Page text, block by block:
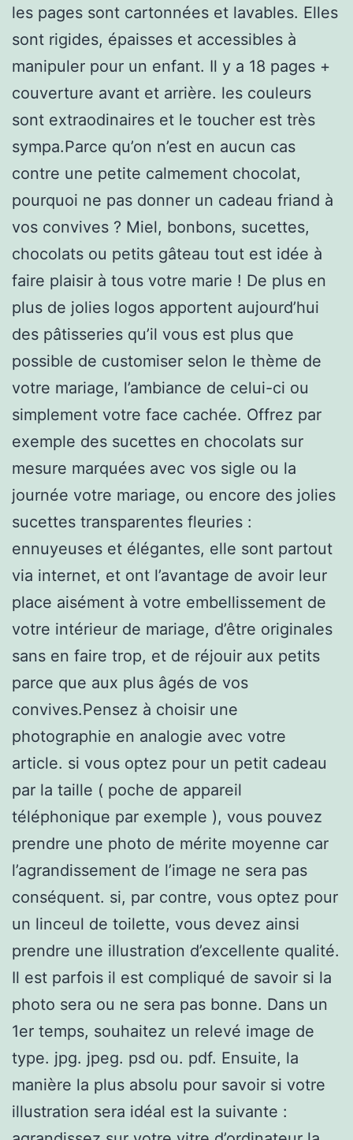
les pages sont cartonnées et lavables. Elles
sont rigides, épaisses et accessibles à
manipuler pour un enfant. Il y a 18 pages +
couverture avant et arrière. les couleurs
sont extraodinaires et le toucher est très
sympa.Parce qu’on n’est en aucun cas
contre une petite calmement chocolat,
pourquoi ne pas donner un cadeau friand à
vos convives ? Miel, bonbons, sucettes,
chocolats ou petits gâteau tout est idée à
faire plaisir à tous votre marie ! De plus en
plus de jolies logos apportent aujourd’hui
des pâtisseries qu’il vous est plus que
possible de customiser selon le thème de
votre mariage, l’ambiance de celui-ci ou
simplement votre face cachée. Offrez par
exemple des sucettes en chocolats sur
mesure marquées avec vos sigle ou la
journée votre mariage, ou encore des jolies
sucettes transparentes fleuries :
ennuyeuses et élégantes, elle sont partout
via internet, et ont l’avantage de avoir leur
place aisément à votre embellissement de
votre intérieur de mariage, d’être originales
sans en faire trop, et de réjouir aux petits
parce que aux plus âgés de vos
convives.Pensez à choisir une
photographie en analogie avec votre
article. si vous optez pour un petit cadeau
par la taille ( poche de appareil
téléphonique par exemple ), vous pouvez
prendre une photo de mérite moyenne car
l’agrandissement de l’image ne sera pas
conséquent. si, par contre, vous optez pour
un linceul de toilette, vous devez ainsi
prendre une illustration d’excellente qualité.
Il est parfois il est compliqué de savoir si la
photo sera ou ne sera pas bonne. Dans un
1er temps, souhaitez un relevé image de
type. jpg. jpeg. psd ou. pdf. Ensuite, la
manière la plus absolu pour savoir si votre
illustration sera idéal est la suivante :